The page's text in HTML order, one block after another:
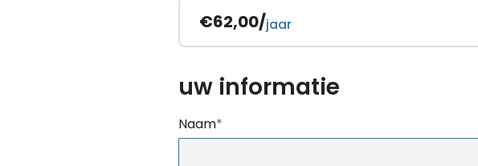
€62,00/jaar
uw informatie
Naam*